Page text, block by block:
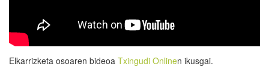
Elkarrizketa osoaren bideoa Txingudi Onlinen ikusgai.